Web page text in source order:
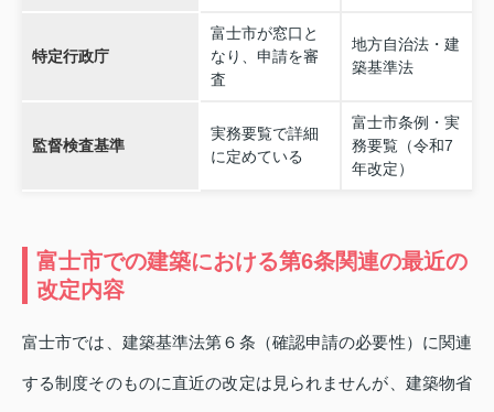
特定行政庁
富士市が窓口と
なり、申請を審
査
地方自治法・建
築基準法
監督検査基準
実務要覧で詳細
に定めている
富士市条例・実
務要覧（令和7
年改定）
富士市での建築における第6条関連の最近の
改定内容
富士市では、建築基準法第６条（確認申請の必要性）に関連
する制度そのものに直近の改定は見られませんが、建築物省